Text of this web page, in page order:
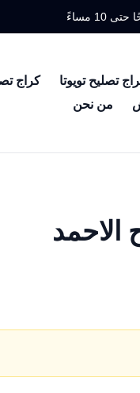
تصليح تويوتا
كراج
من نحن
صباح الاحمد